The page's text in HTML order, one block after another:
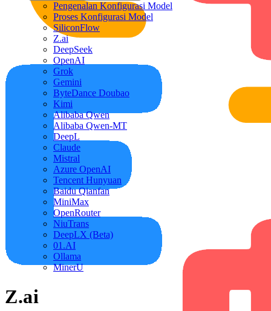
Pengenalan Konfigurasi Model
Proses Konfigurasi Model
SiliconFlow
Z.ai
DeepSeek
OpenAI
Grok
Gemini
ByteDance Doubao
Kimi
Alibaba Qwen
Alibaba Qwen-MT
DeepL
Claude
Mistral
Azure OpenAI
Tencent Hunyuan
Baidu Qianfan
MiniMax
OpenRouter
NiuTrans
DeepLX (Beta)
01.AI
Ollama
MinerU
Z.ai